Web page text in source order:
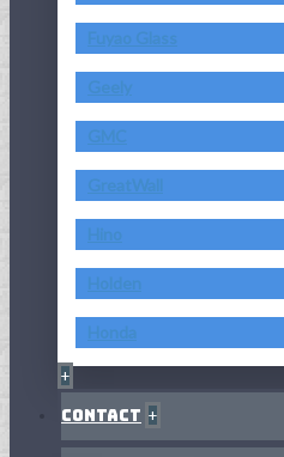
Fuyao Glass
Geely
GMC
GreatWall
Hino
Holden
Honda
+
Contact +